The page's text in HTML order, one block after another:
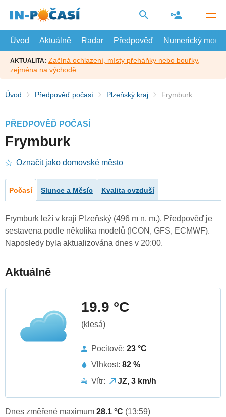
hlavní
Úvod
Aktuálně Radar Předpověď Numerický model
AKTUALITA: Začíná ochlazení, místy přeháňky nebo bouřky,
zejména na východě
Úvod Předpověď počasí Plzeňský kraj Frymburk
PŘEDPOVĚĎ POČASÍ
Frymburk
Označit jako domovské město
Počasí Slunce a Měsíc Kvalita ovzduší
Frymburk leží v kraji Plzeňský (496 m n. m.). Předpověď je
sestavena podle několika modelů (ICON, GFS, ECMWF).
Naposledy byla aktualizována dnes v 20:00.
Aktuálně
19.9 °C
(klesá)
Pocitově: 23 °C
Vlhkost: 82 %
Vítr:
JZ, 3 km/h
Dnes změřené maximum 28.1 °C (13:59)